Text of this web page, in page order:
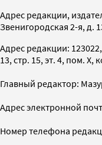
Адрес редакции,
Звенигородская 2-я, д.
Адрес редакции:
13, стр. 15, эт. 4, пом. X,
Главный редактор:
Адрес электронной
Номер телефона